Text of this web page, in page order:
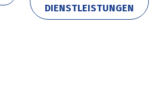
DIENSTLEISTUNGEN